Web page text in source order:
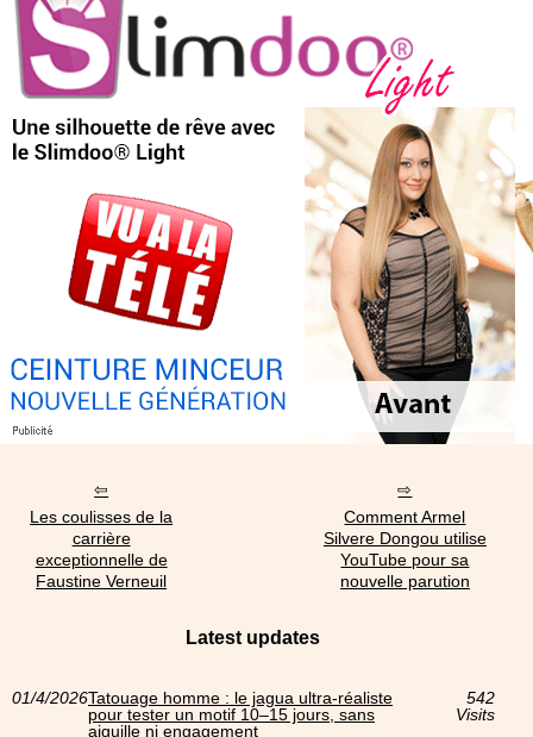
Les coulisses de la
carrière
exceptionnelle de
Faustine Verneuil
Comment Armel
Silvere Dongou utilise
YouTube pour sa
nouvelle parution
Latest updates
01/4/2026Tatouage homme : le jagua ultra‑réaliste
pour tester un motif 10–15 jours, sans
aiguille ni engagement
542
Visits